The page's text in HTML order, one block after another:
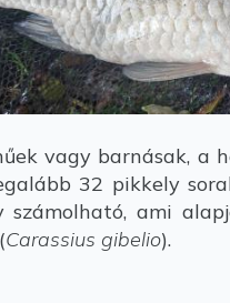
vagy barnásak,
32 pikkely
ami
Carassius gibelio).